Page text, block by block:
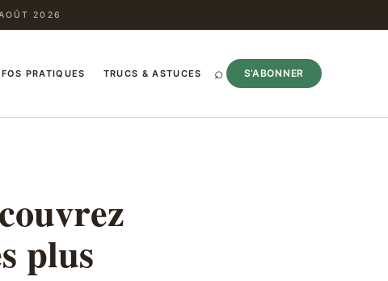
2026
PRATIQUES TRUCS & ASTUCES ⌕ S’ABONNER
plus